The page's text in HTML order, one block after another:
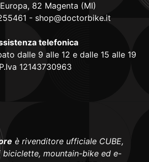
82 Magenta (MI)
- shop@doctorbike.it
telefonica
dalle 9 alle 12 e dalle 15 alle 19
P.Iva 12143730963
è rivenditore ufficiale CUBE,
biciclette, mountain-bike ed e-